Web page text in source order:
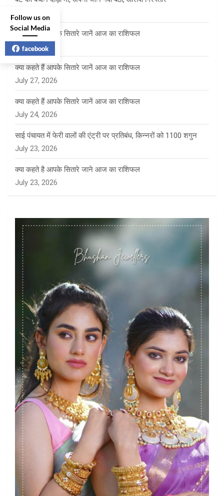
क्या कहते हैं आपके सितारे जानें आज का राशिफल
July 28, 2026
क्या कहते हैं आपके सितारे जानें आज का राशिफल
July 27, 2026
क्या कहते हैं आपके सितारे जानें आज का राशिफल
July 24, 2026
साई पंचायत में फेरी वालों की एंट्री पर प्रतिबंध, किन्नरों को 1100 शगुन
July 23, 2026
क्या कहते है आपके सितारे जाने आज का राशिफल
July 23, 2026
Follow us on
Social Media
facebook